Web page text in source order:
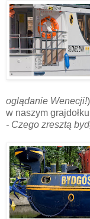
oglądanie Wenecji!
w naszym
- Czego zresztą